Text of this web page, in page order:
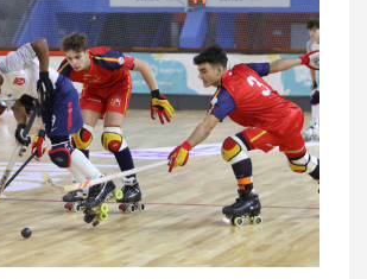
ail m
p
ar
tir